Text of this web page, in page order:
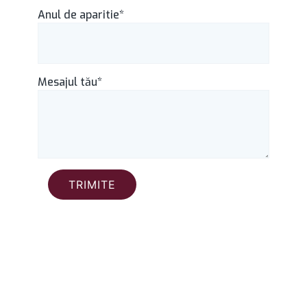
Anul de aparitie*
Mesajul tău*